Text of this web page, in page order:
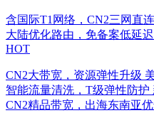
含国际T1网络，CN2三网直连
大陆优化路由，免备案低延迟
HOT
CN2大带宽，资源弹性升级
智能流量清洗，T级弹性防护
CN2精品带宽，出海东南亚